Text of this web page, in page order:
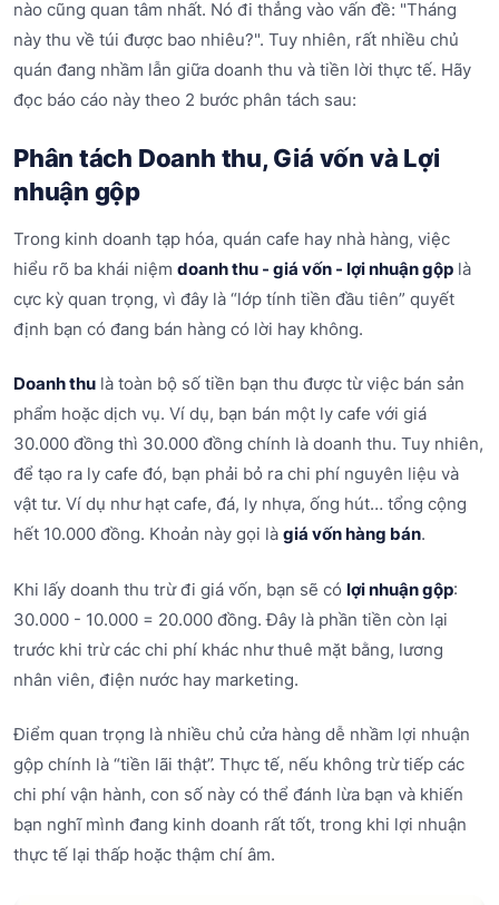
nào cũng quan tâm nhất. Nó đi thẳng vào vấn đề: "Tháng
này thu về túi được bao nhiêu?". Tuy nhiên, rất nhiều chủ
quán đang nhầm lẫn giữa doanh thu và tiền lời thực tế. Hãy
đọc báo cáo này theo 2 bước phân tách sau:
Phân tách Doanh thu, Giá vốn và Lợi
nhuận gộp
Trong kinh doanh tạp hóa, quán cafe hay nhà hàng, việc
hiểu rõ ba khái niệm doanh thu - giá vốn - lợi nhuận gộp là
cực kỳ quan trọng, vì đây là “lớp tính tiền đầu tiên” quyết
định bạn có đang bán hàng có lời hay không.
Doanh thu là toàn bộ số tiền bạn thu được từ việc bán sản
phẩm hoặc dịch vụ. Ví dụ, bạn bán một ly cafe với giá
30.000 đồng thì 30.000 đồng chính là doanh thu. Tuy nhiên,
để tạo ra ly cafe đó, bạn phải bỏ ra chi phí nguyên liệu và
vật tư. Ví dụ như hạt cafe, đá, ly nhựa, ống hút… tổng cộng
hết 10.000 đồng. Khoản này gọi là giá vốn hàng bán.
Khi lấy doanh thu trừ đi giá vốn, bạn sẽ có lợi nhuận gộp:
30.000 - 10.000 = 20.000 đồng. Đây là phần tiền còn lại
trước khi trừ các chi phí khác như thuê mặt bằng, lương
nhân viên, điện nước hay marketing.
Điểm quan trọng là nhiều chủ cửa hàng dễ nhầm lợi nhuận
gộp chính là “tiền lãi thật”. Thực tế, nếu không trừ tiếp các
chi phí vận hành, con số này có thể đánh lừa bạn và khiến
bạn nghĩ mình đang kinh doanh rất tốt, trong khi lợi nhuận
thực tế lại thấp hoặc thậm chí âm.